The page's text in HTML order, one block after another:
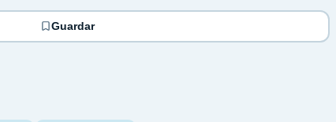
Guardar